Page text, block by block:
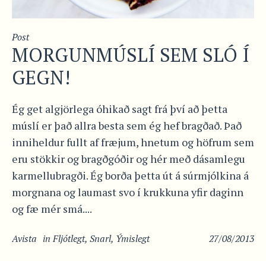
Post
MORGUNMÚSLÍ SEM SLÓ Í
GEGN!
Ég get algjörlega óhikað sagt frá því að þetta
múslí er það allra besta sem ég hef bragðað. Það
inniheldur fullt af fræjum, hnetum og höfrum sem
eru stökkir og bragðgóðir og hér með dásamlegu
karmellubragði. Ég borða þetta út á súrmjólkina á
morgnana og laumast svo í krukkuna yfir daginn
og fæ mér smá....
27/08/2013
Avista inFljótlegt, Snarl, Ýmislegt